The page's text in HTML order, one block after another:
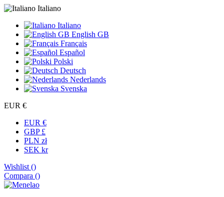
Italiano
Italiano
English GB
Français
Español
Polski
Deutsch
Nederlands
Svenska
EUR €
EUR €
GBP £
PLN zł
SEK kr
Wishlist ()
Compara ()